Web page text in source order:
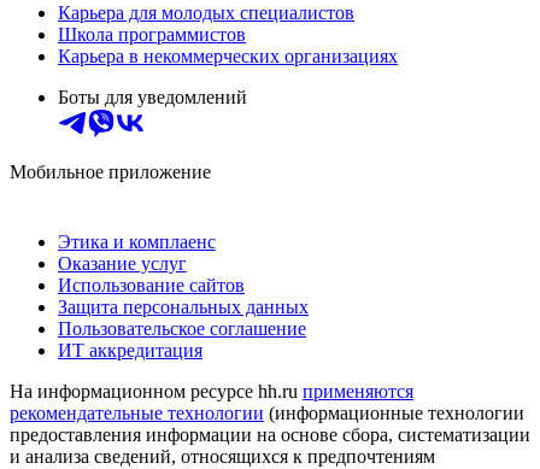
Карьера для молодых специалистов
Школа программистов
Карьера в некоммерческих организациях
Боты для уведомлений
Мобильное приложение
Этика и комплаенс
Оказание услуг
Использование сайтов
Защита персональных данных
Пользовательское соглашение
ИТ аккредитация
На информационном ресурсе hh.ru применяются
рекомендательные технологии (информационные технологии
предоставления информации на основе сбора, систематизации
и анализа сведений, относящихся к предпочтениям